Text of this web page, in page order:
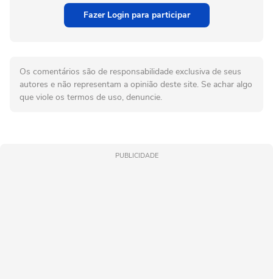
Fazer Login para participar
Os comentários são de responsabilidade exclusiva de seus
autores e não representam a opinião deste site. Se achar algo
que viole os termos de uso, denuncie.
PUBLICIDADE